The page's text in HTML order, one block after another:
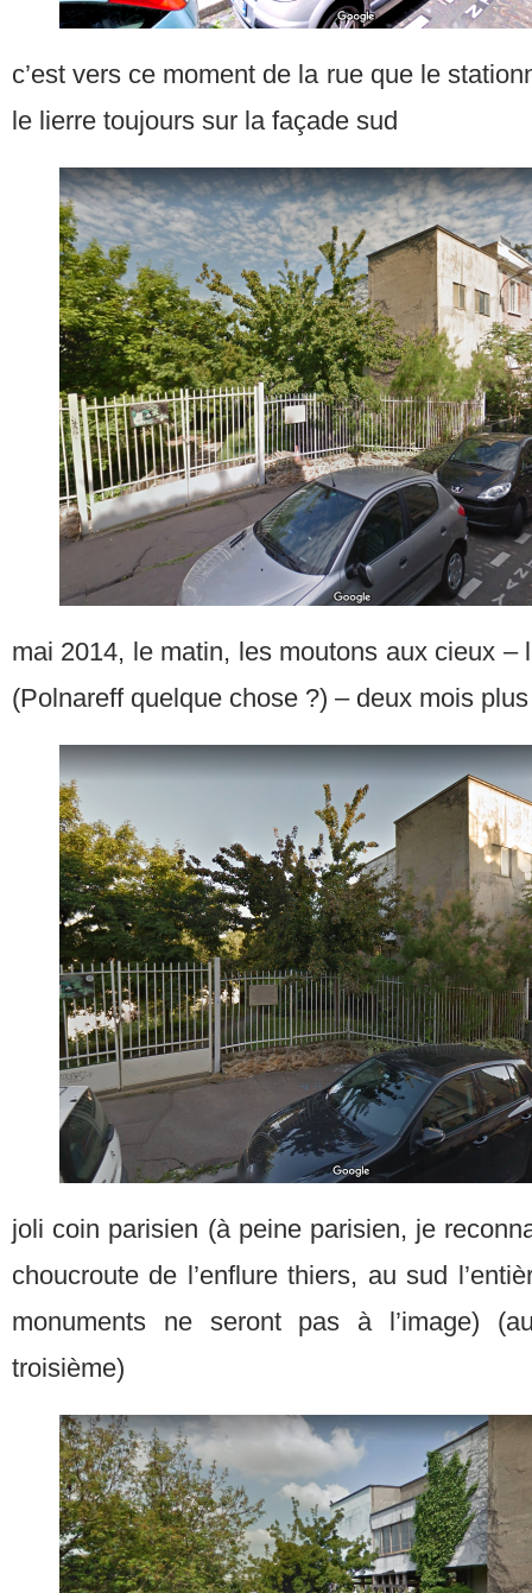
c’est vers ce moment de la rue que le
le lierre toujours sur la façade sud
mai 2014, le matin, les moutons aux cieux –
(Polnareff quelque chose ?) – deux mois
joli coin parisien (à peine parisien, je
choucroute de l’enflure thiers, au sud
monuments ne seront pas à l’image)
troisième)